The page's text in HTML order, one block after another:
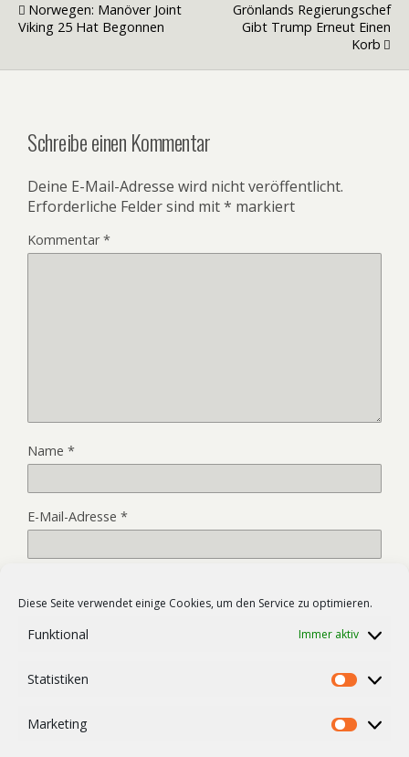
Diese Seite verwendet einige Cookies, um den Service zu optimieren.
Funktional Immer aktiv
Statistiken
Marketing
Norwegen: Manöver Joint
Viking 25 Hat Begonnen
Grönlands Regierungschef
Gibt Trump Erneut Einen
Korb
Schreibe einen Kommentar
Deine E-Mail-Adresse wird nicht veröffentlicht.
Erforderliche Felder sind mit* markiert
Kommentar*
Name *
E-Mail-Adresse *
meinen nächsten Kommentar speichern.